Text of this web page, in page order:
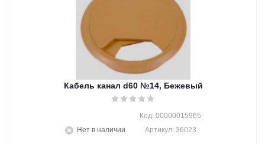
Кабель канал d60 №14, Бежевый
Нет в наличии
Код: 00000015965
Артикул: 36023